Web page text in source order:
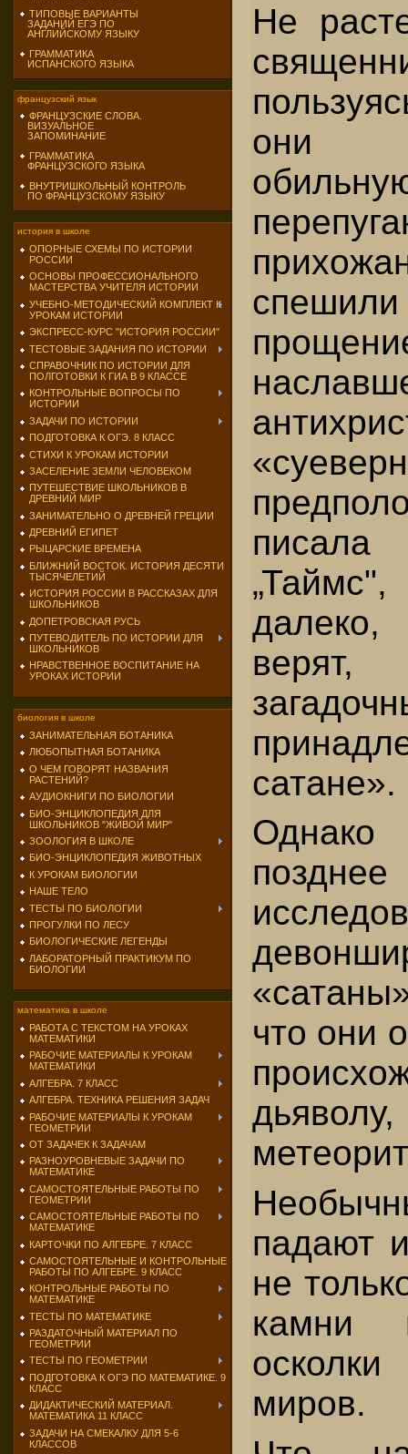
ТИПОВЫЕ ВАРИАНТЫ
ЗАДАНИЙ ЕГЭ ПО
АНГЛИЙСКОМУ ЯЗЫКУ
ГРАММАТИКА
ИСПАНСКОГО ЯЗЫКА
французский язык
ФРАНЦУЗСКИЕ СЛОВА.
ВИЗУАЛЬНОЕ
ЗАПОМИНАНИЕ
ГРАММАТИКА
ФРАНЦУЗСКОГО ЯЗЫКА
ВНУТРИШКОЛЬНЫЙ КОНТРОЛЬ
ПО ФРАНЦУЗСКОМУ ЯЗЫКУ
история в школе
ОПОРНЫЕ СХЕМЫ ПО ИСТОРИИ
РОССИИ
ОСНОВЫ ПРОФЕССИОНАЛЬНОГО
МАСТЕРСТВА УЧИТЕЛЯ ИСТОРИИ
УЧЕБНО-МЕТОДИЧЕСКИЙ КОМПЛЕКТ К
УРОКАМ ИСТОРИИ
ЭКСПРЕСС-КУРС "ИСТОРИЯ РОССИИ"
ТЕСТОВЫЕ ЗАДАНИЯ ПО ИСТОРИИ
СПРАВОЧНИК ПО ИСТОРИИ ДЛЯ
ПОЛГОТОВКИ К ГИА В 9 КЛАССЕ
КОНТРОЛЬНЫЕ ВОПРОСЫ ПО
ИСТОРИИ
ЗАДАЧИ ПО ИСТОРИИ
ПОДГОТОВКА К ОГЭ. 8 КЛАСС
СТИХИ К УРОКАМ ИСТОРИИ
ЗАСЕЛЕНИЕ ЗЕМЛИ ЧЕЛОВЕКОМ
ПУТЕШЕСТВИЕ ШКОЛЬНИКОВ В
ДРЕВНИЙ МИР
ЗАНИМАТЕЛЬНО О ДРЕВНЕЙ ГРЕЦИИ
ДРЕВНИЙ ЕГИПЕТ
РЫЦАРСКИЕ ВРЕМЕНА
БЛИЖНИЙ ВОСТОК. ИСТОРИЯ ДЕСЯТИ
ТЫСЯЧЕЛЕТИЙ
ИСТОРИЯ РОССИИ В РАССКАЗАХ ДЛЯ
ШКОЛЬНИКОВ
ДОПЕТРОВСКАЯ РУСЬ
ПУТЕВОДИТЕЛЬ ПО ИСТОРИИ ДЛЯ
ШКОЛЬНИКОВ
НРАВСТВЕННОЕ ВОСПИТАНИЕ НА
УРОКАХ ИСТОРИИ
биология в школе
ЗАНИМАТЕЛЬНАЯ БОТАНИКА
ЛЮБОПЫТНАЯ БОТАНИКА
О ЧЕМ ГОВОРЯТ НАЗВАНИЯ
РАСТЕНИЙ?
АУДИОКНИГИ ПО БИОЛОГИИ
БИО-ЭНЦИКЛОПЕДИЯ ДЛЯ
ШКОЛЬНИКОВ "ЖИВОЙ МИР"
ЗООЛОГИЯ В ШКОЛЕ
БИО-ЭНЦИКЛОПЕДИЯ ЖИВОТНЫХ
К УРОКАМ БИОЛОГИИ
НАШЕ ТЕЛО
ТЕСТЫ ПО БИОЛОГИИ
ПРОГУЛКИ ПО ЛЕСУ
БИОЛОГИЧЕСКИЕ ЛЕГЕНДЫ
ЛАБОРАТОРНЫЙ ПРАКТИКУМ ПО
БИОЛОГИИ
математика в школе
РАБОТА С ТЕКСТОМ НА УРОКАХ
МАТЕМАТИКИ
РАБОЧИЕ МАТЕРИАЛЫ К УРОКАМ
МАТЕМАТИКИ
АЛГЕБРА. 7 КЛАСС
АЛГЕБРА. ТЕХНИКА РЕШЕНИЯ ЗАДАЧ
РАБОЧИЕ МАТЕРИАЛЫ К УРОКАМ
ГЕОМЕТРИИ
ОТ ЗАДАЧЕК К ЗАДАЧАМ
РАЗНОУРОВНЕВЫЕ ЗАДАЧИ ПО
МАТЕМАТИКЕ
САМОСТОЯТЕЛЬНЫЕ РАБОТЫ ПО
ГЕОМЕТРИИ
САМОСТОЯТЕЛЬНЫЕ РАБОТЫ ПО
МАТЕМАТИКЕ
КАРТОЧКИ ПО АЛГЕБРЕ. 7 КЛАСС
САМОСТОЯТЕЛЬНЫЕ И КОНТРОЛЬНЫЕ
РАБОТЫ ПО АЛГЕБРЕ. 9 КЛАСС
КОНТРОЛЬНЫЕ РАБОТЫ ПО
МАТЕМАТИКЕ
ТЕСТЫ ПО МАТЕМАТИКЕ
РАЗДАТОЧНЫЙ МАТЕРИАЛ ПО
ГЕОМЕТРИИ
ТЕСТЫ ПО ГЕОМЕТРИИ
ПОДГОТОВКА К ОГЭ ПО МАТЕМАТИКЕ. 9
КЛАСС
ДИДАКТИЧЕСКИЙ МАТЕРИАЛ.
МАТЕМАТИКА 11 КЛАСС
ЗАДАЧИ НА СМЕКАЛКУ ДЛЯ 5-6
КЛАССОВ
Не
они
сатане».
Однако
что они
падают
не
камни
миров.